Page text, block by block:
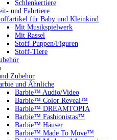
Schlenkertiere
und Fahrtiere
für Baby und Kleinkind
Mit Musikspielwerk
Mit Rassel
Stoff-Puppen/Figuren
Stoff-Tiere
Zubehör
und Ähnliche
Barbie™ Audio/Video
Barbie™ Color Reveal™
Barbie™ DREAMTOPIA
Barbie™ Fashionistas™
Barbie™ Häuser
Barbie™ Made To Move™